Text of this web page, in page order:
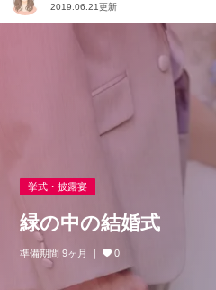
2019.06.21更新
挙式・披露宴
緑の中の結婚式
準備期間 9ヶ月 0